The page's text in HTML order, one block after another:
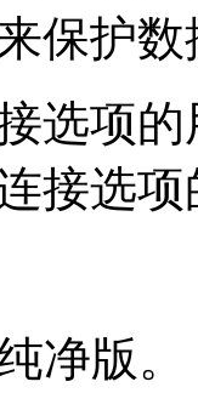
保护
项的
接选
版。